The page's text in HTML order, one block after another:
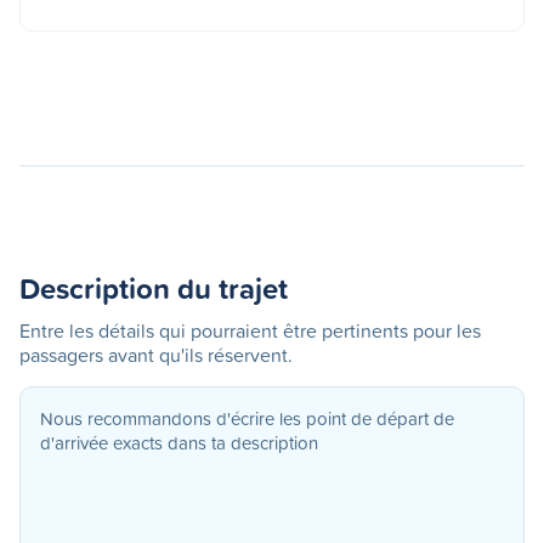
Description du trajet
Entre les détails qui pourraient être pertinents pour les
passagers avant qu'ils réservent.